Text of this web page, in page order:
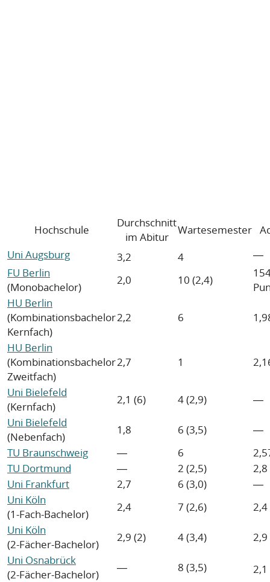
Hochschule
Durchschnitt
im Abitur
Wartesemester
Uni Augsburg
3,2 4
―
FU Berlin
(Monobachelor)
2,0 10 (2,4)
HU Berlin
(Kombinationsbachelor
Kernfach)
2,2 6
HU Berlin
(Kombinationsbachelor
Zweitfach)
2,7 1
Uni Bielefeld
(Kernfach)
2,1 (6) 4 (2,9)
―
Uni Bielefeld
(Nebenfach)
1,8 6 (3,5)
―
TU Braunschweig
― 6
TU Dortmund
― 2 (2,5)
2,8
Uni Frankfurt
2,7 6 (3,0)
―
Uni Köln
(1-Fach-Bachelor)
2,4 7 (2,6)
2,4
Uni Köln
(2-Fächer-Bachelor)
2,9 (2) 4 (3,4)
2,9
Uni Osnabrück
(2-Fächer-Bachelor)
― 8 (3,5)
2,1